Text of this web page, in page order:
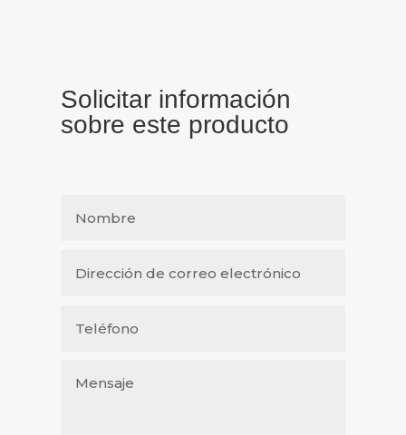
Solicitar información
sobre este producto